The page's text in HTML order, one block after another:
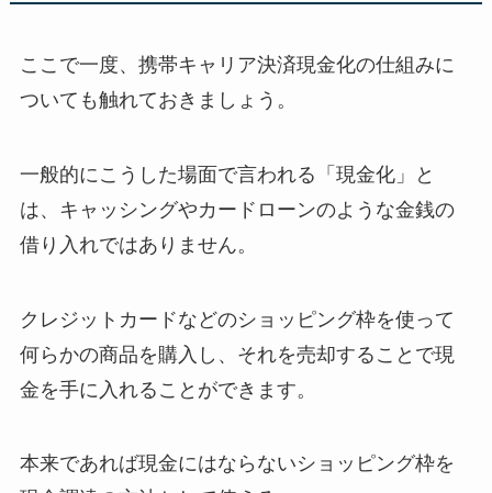
ここで一度、携帯キャリア決済現金化の仕組みに
ついても触れておきましょう。
一般的にこうした場面で言われる「現金化」と
は、キャッシングやカードローンのような金銭の
借り入れではありません。
クレジットカードなどのショッピング枠を使って
何らかの商品を購入し、それを売却することで現
金を手に入れることができます。
本来であれば現金にはならないショッピング枠を